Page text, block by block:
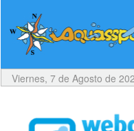
Viernes, 7 de Agosto de